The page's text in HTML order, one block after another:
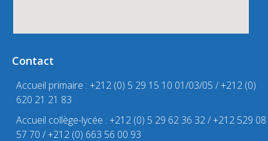
Contact
Accueil primaire : +212 (0) 5 29 15 10 01/03/05 / +212 (0)
620 21 21 83
Accueil collège-lycée : +212 (0) 5 29 62 36 32 / +212 529 08
57 70 / +212 (0) 663 56 00 93